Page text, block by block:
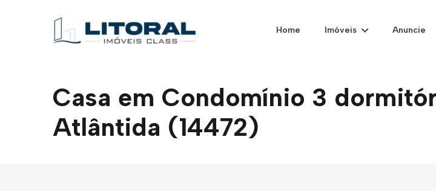
Home Imóveis Anuncie
Casa em Condomínio 3
Atlântida (14472)